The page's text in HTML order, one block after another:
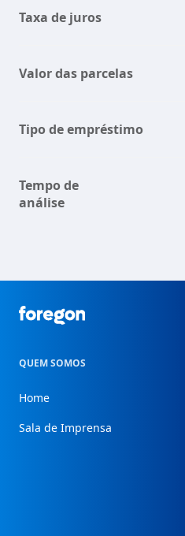
Taxa de juros
Valor das parcelas
Tipo de empréstimo
Tempo de
análise
Foregon.com
QUEM SOMOS
Home
Sala de Imprensa